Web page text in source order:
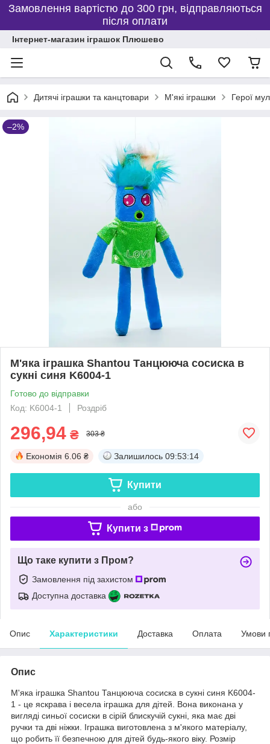
Замовлення вартістю до 300 грн, відправляються
після оплати
Інтернет-магазин іграшок Плюшево
Дитячі іграшки та канцтовари М'які іграшки Герої
–2%
М'яка іграшка Shantou Танцююча сосиска в
сукні синя K6004-1
Готово до відправки
Код: K6004-1
Роздріб
296,94 ₴ 303 ₴
Економія 6.06 ₴ Залишилось 09:53:14
Купити
або
Купити з
Що таке купити з Пром?
Замовлення під захистом
Доступна доставка
Опис Характеристики Доставка Оплата Умови
Опис
М'яка іграшка Shantou Танцююча сосиска в сукні синя K6004-
1 - це яскрава і весела іграшка для дітей. Вона виконана у
вигляді синьої сосиски в сірій блискучій сукні, яка має дві
ручки та дві ніжки. Іграшка виготовлена з м'якого матеріалу,
що робить її безпечною для дітей будь-якого віку. Розмір